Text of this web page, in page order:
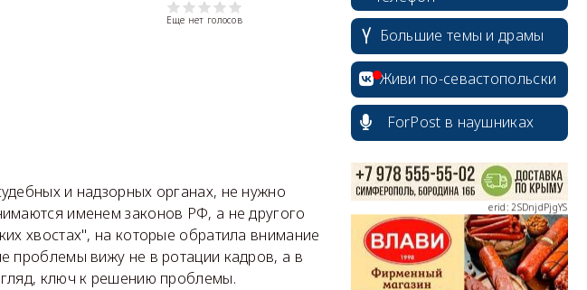
Еще нет голосов
и надзорных органах, не нужно
именем законов РФ, а не другого
хвостах", на которые обратила внимание
проблемы вижу не в ротации кадров, а в
ключ к решению проблемы.
Большие темы и драмы
Живи по-севастопольски
ForPost в наушниках
erid: 2SDnjcrDNw6
erid: 2SDnjdPjgYS